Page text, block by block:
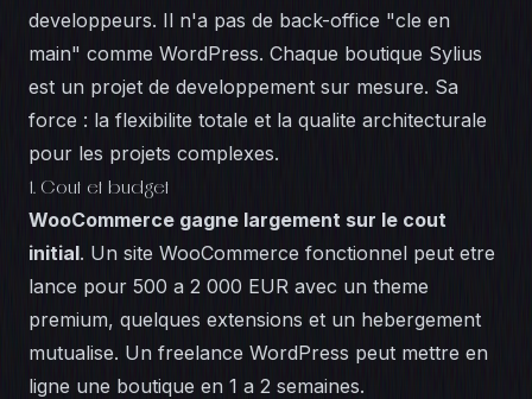
developpeurs. Il n'a pas de back-office "cle en
main" comme WordPress. Chaque boutique Sylius
est un projet de developpement sur mesure. Sa
force : la flexibilite totale et la qualite architecturale
pour les projets complexes.
1. Cout et budget
WooCommerce gagne largement sur le cout
initial. Un site WooCommerce fonctionnel peut etre
lance pour 500 a 2 000 EUR avec un theme
premium, quelques extensions et un hebergement
mutualise. Un freelance WordPress peut mettre en
ligne une boutique en 1 a 2 semaines.